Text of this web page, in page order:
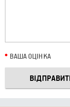
ВАША ОЦІНКА